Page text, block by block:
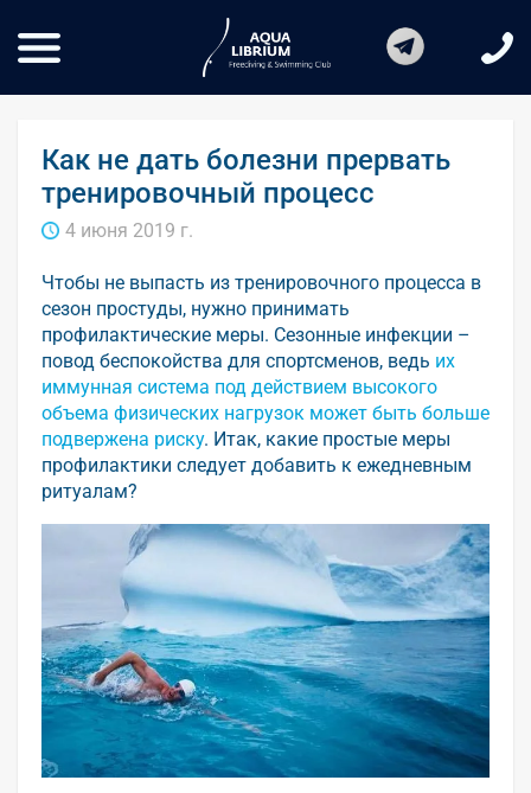
Как не дать болезни прервать
тренировочный процесс
4 июня 2019 г.
Чтобы не выпасть из тренировочного процесса в
сезон простуды, нужно принимать
профилактические меры. Сезонные инфекции –
повод беспокойства для спортсменов, ведь их
иммунная система под действием высокого
объема физических нагрузок может быть больше
подвержена риску. Итак, какие простые меры
профилактики следует добавить к ежедневным
ритуалам?